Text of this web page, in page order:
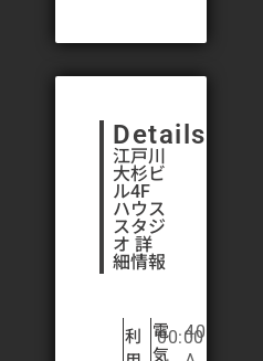
Details
江戸川
大杉ビ
ル4F
ハウス
スタジ
オ 詳
細情報
利
00:00
電
気
40